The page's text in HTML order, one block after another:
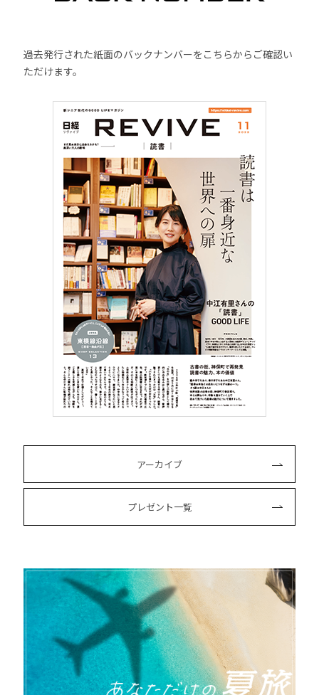
過去発行された紙面のバックナンバーをこちらからご確認い
ただけます。
アーカイブ
プレゼント一覧